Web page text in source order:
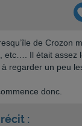
de Crozon
etc…. Il était assez
regarder un peu
donc.
: